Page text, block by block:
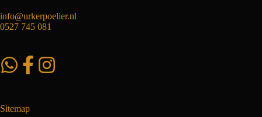
info@urkerpoelier.nl
0527 745 081
Sitemap